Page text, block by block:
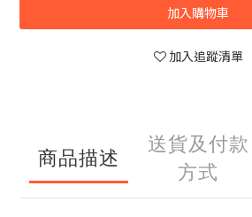
加入購物車
加入追蹤清單
商品描述
送貨及付款
方式